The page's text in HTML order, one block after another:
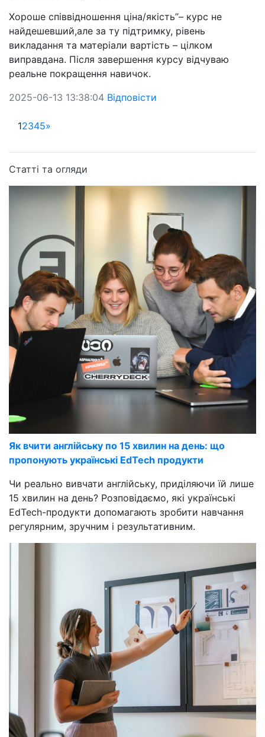
Хороше співвідношення ціна/якість”– курс не
найдешевший,але за ту підтримку, рівень
викладання та матеріали вартість – цілком
виправдана. Після завершення курсу відчуваю
реальне покращення навичок.
2025-06-13 13:38:04 Відповісти
12345»
Статті та огляди
Як вчити англійську по 15 хвилин на день: що
пропонують українські EdTech продукти
Чи реально вивчати англійську, приділяючи їй лише
15 хвилин на день? Розповідаємо, які українські
EdTech-продукти допомагають зробити навчання
регулярним, зручним і результативним.